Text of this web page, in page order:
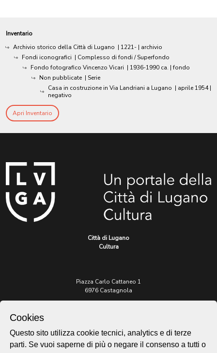
Inventario
Archivio storico della Città di Lugano | 1221- | archivio
Fondi iconografici | Complesso di fondi / Superfondo
Fondo fotografico Vincenzo Vicari | 1936-1990 ca. | fondo
Non pubblicate | Serie
Casa in costruzione in Via Landriani a Lugano | aprile 1954 |
negativo
Apri Inventario
Città di Lugano
Cultura
Piazza Carlo Cattaneo 1
6976 Castagnola
Per informazioni:
patrimonio@lugano.ch
t. +41 58 866 68 50
Cookies
Questo sito utilizza cookie tecnici, analytics e di terze
parti. Se vuoi saperne di più o negare il consenso a tutti o